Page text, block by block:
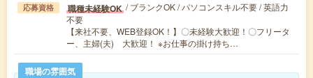
応募資格 職種未経験OK / ブランクOK / パソコンスキル不要 / 英語力
不要
【来社不要、WEB登録OK！】〇未経験大歓迎！〇フリータ
ー、主婦(夫) 大歓迎！ ※お仕事の掛け持ち…
職場の雰囲気